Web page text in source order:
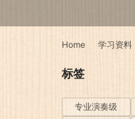
Home 学习资料
标签
专业演奏级